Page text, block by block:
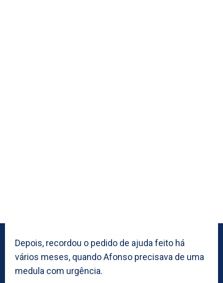
Depois, recordou o pedido de ajuda feito há
vários meses, quando Afonso precisava de uma
medula com urgência.